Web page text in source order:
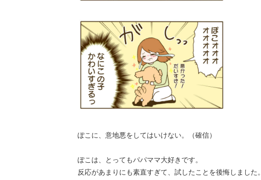
ぽこに、意地悪をしてはいけない。（確信）
ぽこは、とってもパパママ大好きです。
反応があまりにも素直すぎて、試したことを後悔しました。